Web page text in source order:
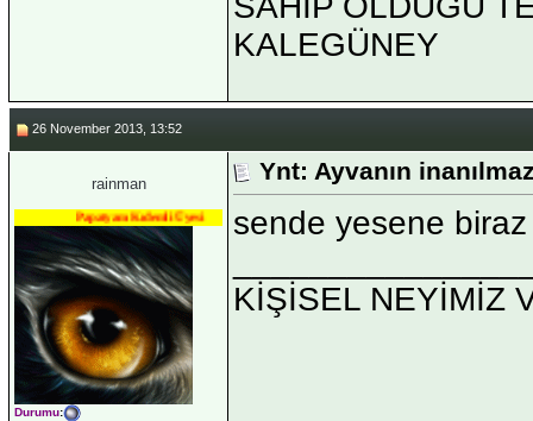
KALEGÜNEY
26 November 2013, 13:52
rainman
Papatyam Kıdemli Üyesi
Durumu:
Ynt: Ayvanın
sende yesene
KİŞİSEL NEYİMİZ